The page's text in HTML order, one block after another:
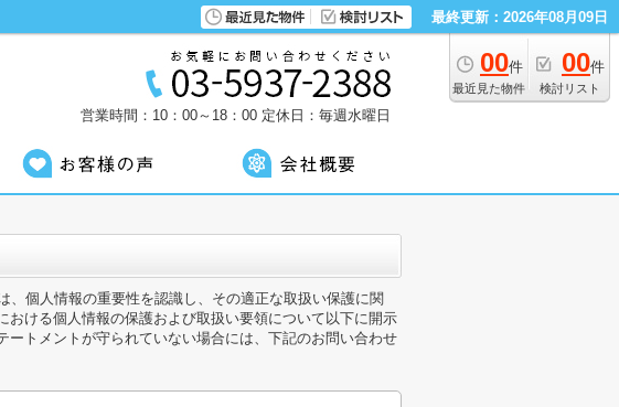
最終更新：2026年08月09日
00件
最近見た物件
00件
検討リスト
営業時間：10：00～18：00 定休日：毎週水曜日
、個人情報の重要性を認識し、その適正な取扱い保護に関
ける個人情報の保護および取扱い要領について以下に開示
トメントが守られていない場合には、下記のお問い合わせ